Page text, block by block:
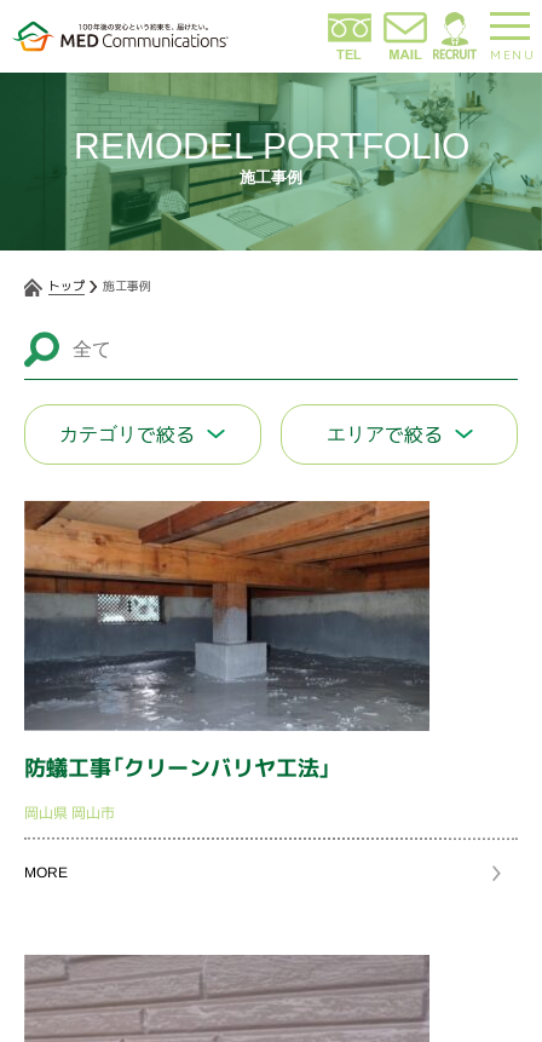
REMODEL PORTFOLIO
施工事例
トップ 施工事例
カテゴリ で絞る エリアで絞る
防蟻工事「クリーンバリヤ工法」
岡山県 岡山市
MORE
MENU